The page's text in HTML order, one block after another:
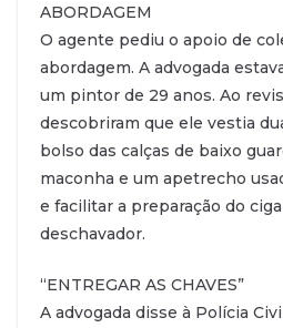
ABORDAGEM
O agente pediu o apoio de
abordagem. A advogada
um pintor de 29 anos. Ao
descobriram que ele vestia
bolso das calças de baixo
maconha e um apetrecho
e facilitar a preparação do
deschavador.
“ENTREGAR AS CHAVES”
A advogada disse à Polícia